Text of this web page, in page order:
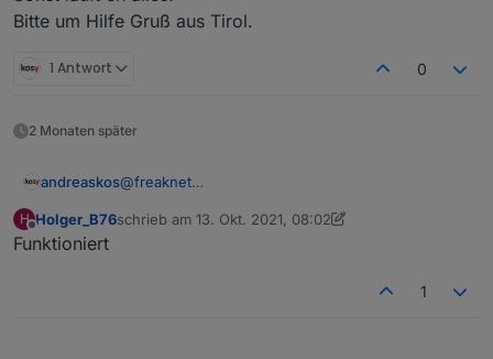
Bitte um Hilfe Gruß aus Tirol.
1 Antwort 0
2 Monaten später
andreaskos@freaknet
@Schmakus
H
Offline
Holger_B76schrieb am 13. Okt. 2021, 08:02
zuletzt editiert von Holger_B76
Funktioniert
1